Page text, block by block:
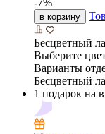
-7%
в корзину
Бесцветный
Выберите
Варианты
Бесцветный
1 подарок на